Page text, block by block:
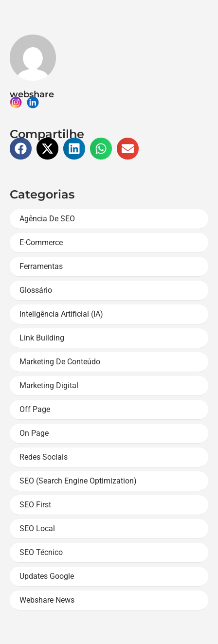
webshare
Compartilhe
Categorias
Agência De SEO
E-Commerce
Ferramentas
Glossário
Inteligência Artificial (IA)
Link Building
Marketing De Conteúdo
Marketing Digital
Off Page
On Page
Redes Sociais
SEO (Search Engine Optimization)
SEO First
SEO Local
SEO Técnico
Updates Google
Webshare News